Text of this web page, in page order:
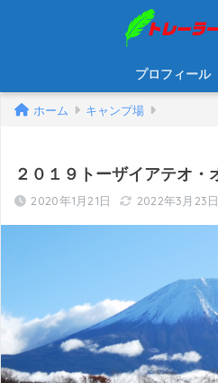
プロフィール
ホーム キャンプ場
２０１９トーザイアテオ・
2020年1月21日 2022年3月23日